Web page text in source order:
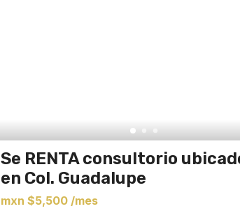
Se RENTA consultorio
en Col. Guadalupe
mxn $5,500 /mes